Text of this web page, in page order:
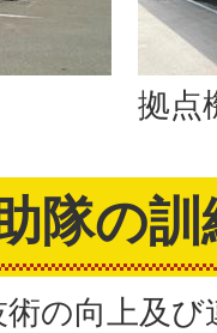
拠点
隊の訓
の向上及